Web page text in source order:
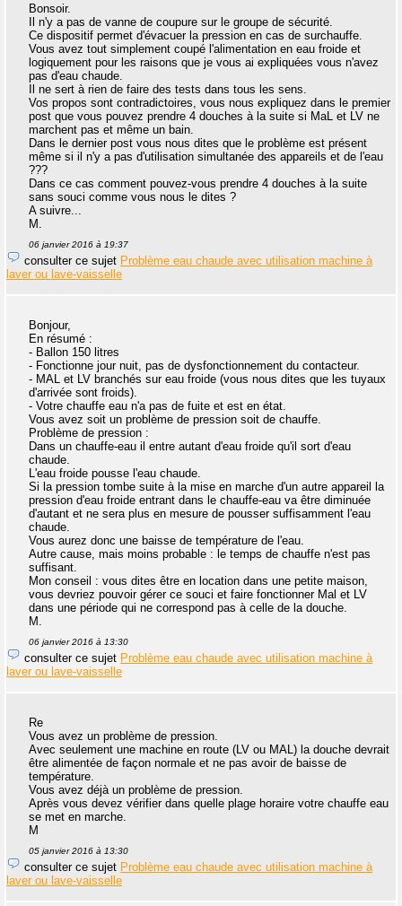
Bonsoir.
Il n'y a pas de vanne de coupure sur le groupe de sécurité.
Ce dispositif permet d'évacuer la pression en cas de surchauffe.
Vous avez tout simplement coupé l'alimentation en eau froide et
logiquement pour les raisons que je vous ai expliquées vous n'avez
pas d'eau chaude.
Il ne sert à rien de faire des tests dans tous les sens.
Vos propos sont contradictoires, vous nous expliquez dans le premier
post que vous pouvez prendre 4 douches à la suite si MaL et LV ne
marchent pas et même un bain.
Dans le dernier post vous nous dites que le problème est présent
même si il n'y a pas d'utilisation simultanée des appareils et de l'eau
???
Dans ce cas comment pouvez-vous prendre 4 douches à la suite
sans souci comme vous nous le dites ?
A suivre...
M.
06 janvier 2016 à 19:37
consulter ce sujet Problème eau chaude avec utilisation machine à
laver ou lave-vaisselle
Bonjour,
En résumé :
- Ballon 150 litres
- Fonctionne jour nuit, pas de dysfonctionnement du contacteur.
- MAL et LV branchés sur eau froide (vous nous dites que les tuyaux
d'arrivée sont froids).
- Votre chauffe eau n'a pas de fuite et est en état.
Vous avez soit un problème de pression soit de chauffe.
Problème de pression :
Dans un chauffe-eau il entre autant d'eau froide qu'il sort d'eau
chaude.
L'eau froide pousse l'eau chaude.
Si la pression tombe suite à la mise en marche d'un autre appareil la
pression d'eau froide entrant dans le chauffe-eau va être diminuée
d'autant et ne sera plus en mesure de pousser suffisamment l'eau
chaude.
Vous aurez donc une baisse de température de l'eau.
Autre cause, mais moins probable : le temps de chauffe n'est pas
suffisant.
Mon conseil : vous dites être en location dans une petite maison,
vous devriez pouvoir gérer ce souci et faire fonctionner Mal et LV
dans une période qui ne correspond pas à celle de la douche.
M.
06 janvier 2016 à 13:30
consulter ce sujet Problème eau chaude avec utilisation machine à
laver ou lave-vaisselle
Re
Vous avez un problème de pression.
Avec seulement une machine en route (LV ou MAL) la douche devrait
être alimentée de façon normale et ne pas avoir de baisse de
température.
Vous avez déjà un problème de pression.
Après vous devez vérifier dans quelle plage horaire votre chauffe eau
se met en marche.
M
05 janvier 2016 à 13:30
consulter ce sujet Problème eau chaude avec utilisation machine à
laver ou lave-vaisselle